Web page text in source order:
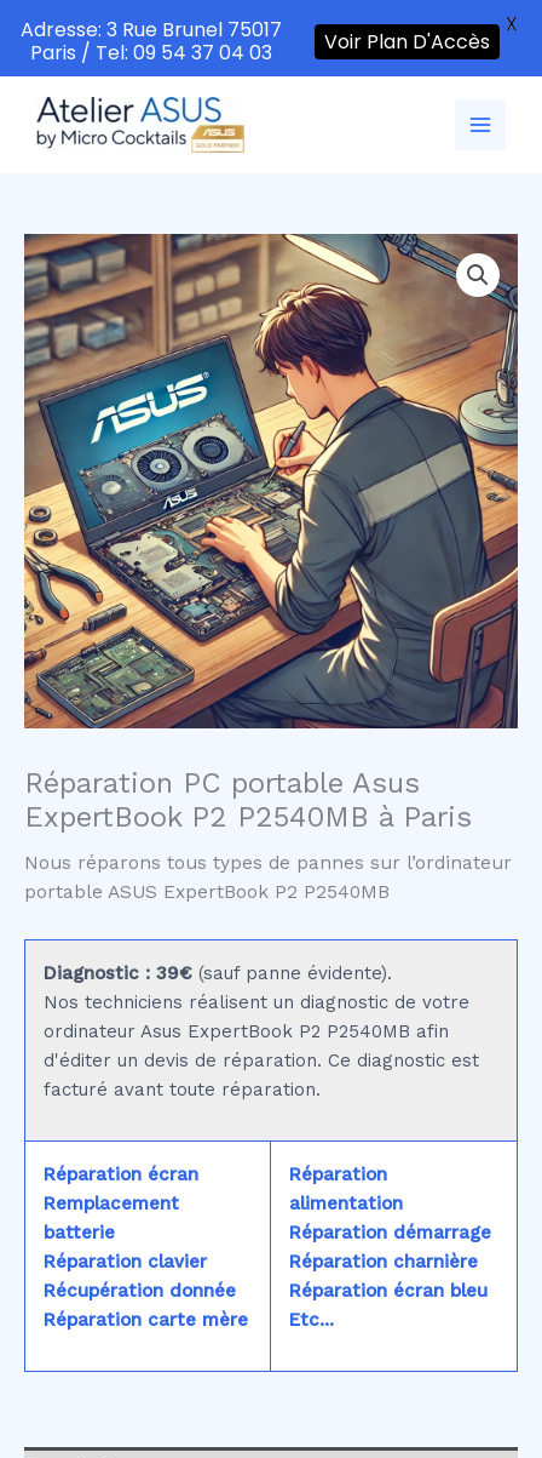
contenu
Réparation PC portable Asus
ExpertBook P2 P2540MB à Paris
Nous réparons tous types de pannes sur l’ordinateur
portable ASUS ExpertBook P2 P2540MB
Diagnostic : 39€ (sauf panne évidente).
Nos techniciens réalisent un diagnostic de votre
ordinateur Asus ExpertBook P2 P2540MB afin
d'éditer un devis de réparation. Ce diagnostic est
facturé avant toute réparation.
Réparation écran
Remplacement
batterie
Réparation clavier
Récupération donnée
Réparation carte mère
Réparation
alimentation
Réparation démarrage
Réparation charnière
Réparation écran bleu
Etc...
Adresse: 3 Rue Brunel 75017
Paris / Tel: 09 54 37 04 03
Voir Plan D'Accès
X